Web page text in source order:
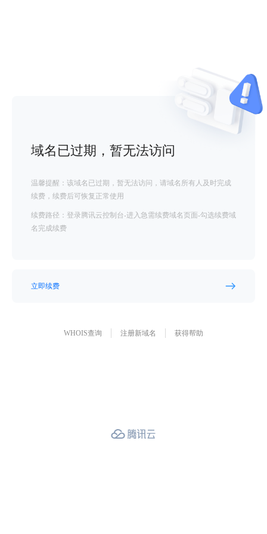
域名已过期，暂无法访问
温馨提醒：该域名已过期，暂无法访问，请域名所有人及时完成
续费，续费后可恢复正常使用
续费路径：登录腾讯云控制台-进入急需续费域名页面-勾选续费域
名完成续费
立即续费
WHOIS查询 注册新域名 获得帮助